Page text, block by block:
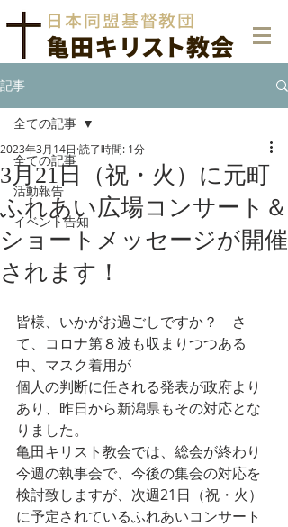
日本同盟基督教団
亀田キリスト教会
記事
全ての記事
活動報告
イベント告知
全ての記事
3月21日（祝・火）に元町
ふれあい広場コンサート＆
ショートメッセージが開催
されます！
2023年3月14日 読了時間: 1分
皆様、いかがお過ごしですか？　さ
て、コロナ第８波も収まりつつある
中、マスク着用が
個人の判断に任される発表が政府より
あり、昨日から新潟県もその対応とな
りました。
亀田キリスト教会では、総会が終わり
今週の執事会で、今後の集会の対応を
検討致しますが、次週21日（祝・火）
に予定されているふれあいコンサート